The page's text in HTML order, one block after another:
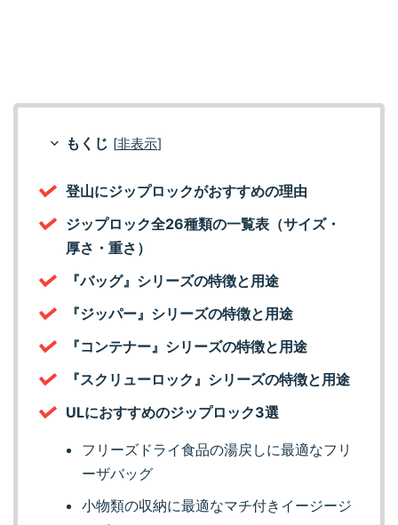
もくじ [非表示]
登山にジップロックがおすすめの理由
ジップロック全26種類の一覧表（サイズ・
厚さ・重さ）
『バッグ』シリーズの特徴と用途
『ジッパー』シリーズの特徴と用途
『コンテナー』シリーズの特徴と用途
『スクリューロック』シリーズの特徴と用途
ULにおすすめのジップロック3選
フリーズドライ食品の湯戻しに最適なフリ
ーザバッグ
小物類の収納に最適なマチ付きイージージ